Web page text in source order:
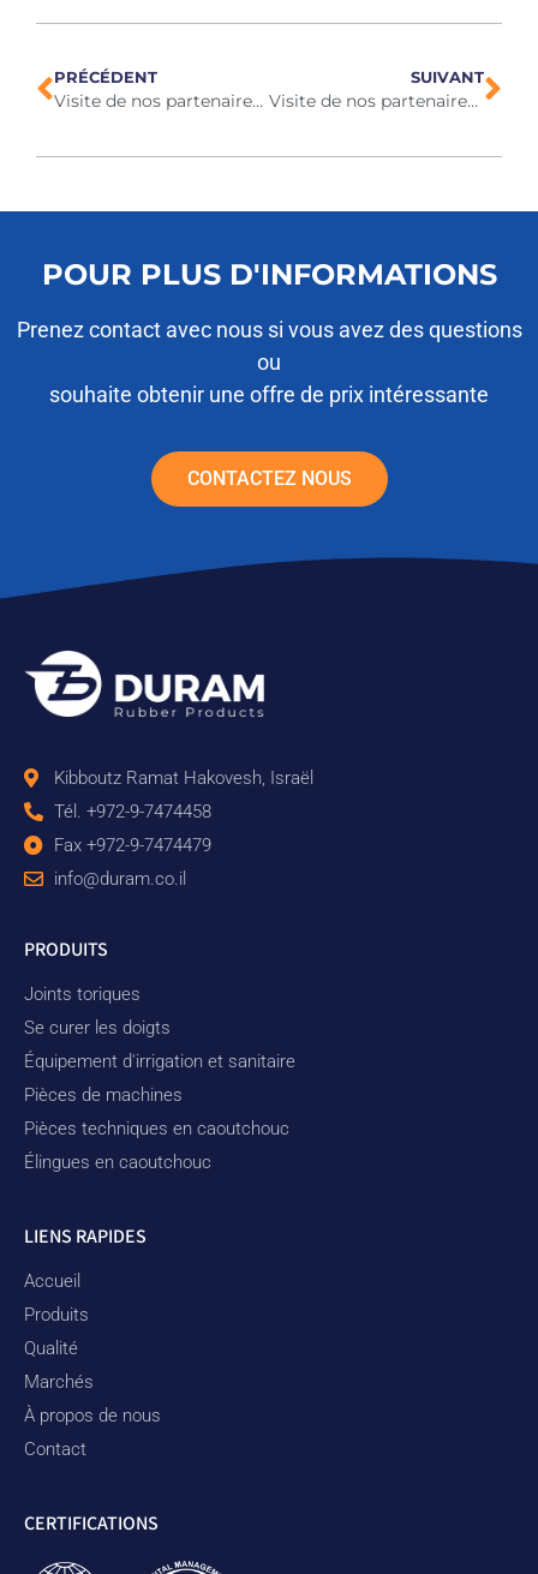
PRÉCÉDENT
Visite de nos partenaires en Chine, mars 2024
SUIVANT
Visite de nos partenaires en Afrique du Sud, avril 2024
POUR PLUS D'INFORMATIONS
Prenez contact avec nous si vous avez des questions
ou
souhaite obtenir une offre de prix intéressante
CONTACTEZ NOUS
Kibboutz Ramat Hakovesh, Israël
Tél. +972-9-7474458
Fax +972-9-7474479
info@duram.co.il
PRODUITS
Joints toriques
Se curer les doigts
Équipement d'irrigation et sanitaire
Pièces de machines
Pièces techniques en caoutchouc
Élingues en caoutchouc
LIENS RAPIDES
Accueil
Produits
Qualité
Marchés
À propos de nous
Contact
CERTIFICATIONS